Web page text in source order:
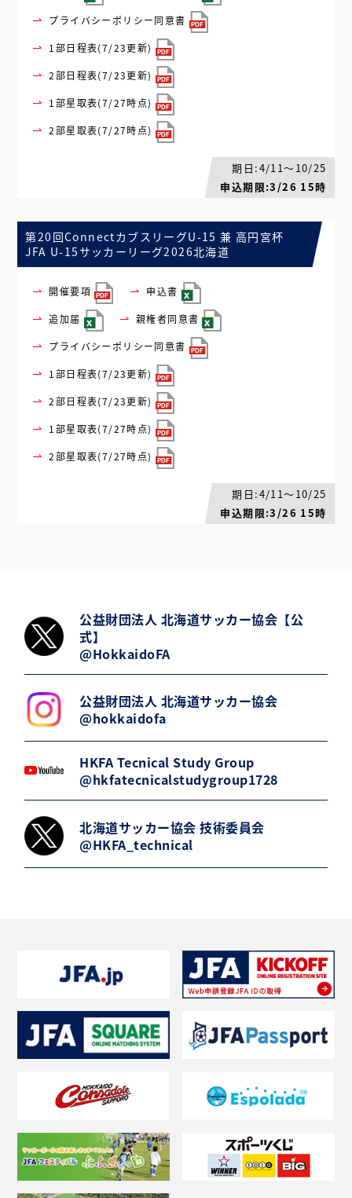
プライバシーポリシー同意書
1部日程表(7/23更新)
2部日程表(7/23更新)
1部星取表(7/27時点)
2部星取表(7/27時点)
期日:4/11～10/25
申込期限:3/26 15時
第20回ConnectカブスリーグU-15 兼 高円宮杯
JFA U-15サッカーリーグ2026北海道
開催要項 申込書
追加届 親権者同意書
プライバシーポリシー同意書
1部日程表(7/23更新)
2部日程表(7/23更新)
1部星取表(7/27時点)
2部星取表(7/27時点)
期日:4/11～10/25
申込期限:3/26 15時
公益財団法人 北海道サッカー協会【公
式】
@HokkaidoFA
公益財団法人 北海道サッカー協会
@hokkaidofa
HKFA Tecnical Study Group
@hkfatecnicalstudygroup1728
北海道サッカー協会 技術委員会
@HKFA_technical